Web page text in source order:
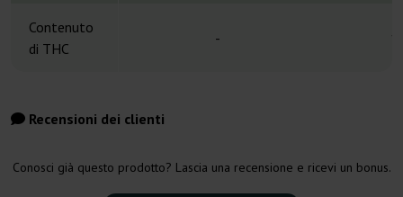
Contenuto
di THC
-
Recensioni dei clienti
Conosci già questo prodotto? Lascia una recensione e ricevi un bonus.